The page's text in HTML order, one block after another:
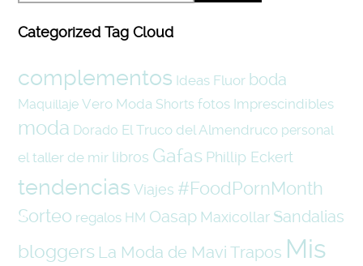
Categorized Tag Cloud
complementos Ideas Fluor boda
Maquillaje Vero Moda Shorts fotos Imprescindibles
moda Dorado El Truco del Almendruco personal
el taller de mir libros Gafas Phillip Eckert
tendencias Viajes #FoodPornMonth
Sorteo regalos HM Oasap Maxicollar Sandalias
bloggers La Moda de Mavi Trapos Mis